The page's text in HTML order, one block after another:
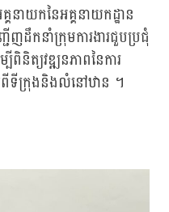
ាយកនៃអគ្គនាយកដ្ឋាន
ដឹកនាំក្រុមការងារជួបប្រជុំ
ត្យវឌ្ឍនភាពនៃការ
ពីទីក្រុងនិងលំនៅឋាន ។